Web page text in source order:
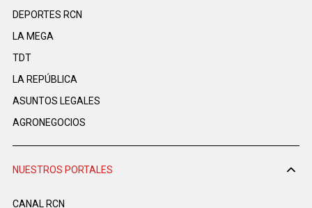
DEPORTES RCN
LA MEGA
TDT
LA REPÚBLICA
ASUNTOS LEGALES
AGRONEGOCIOS
NUESTROS PORTALES
CANAL RCN